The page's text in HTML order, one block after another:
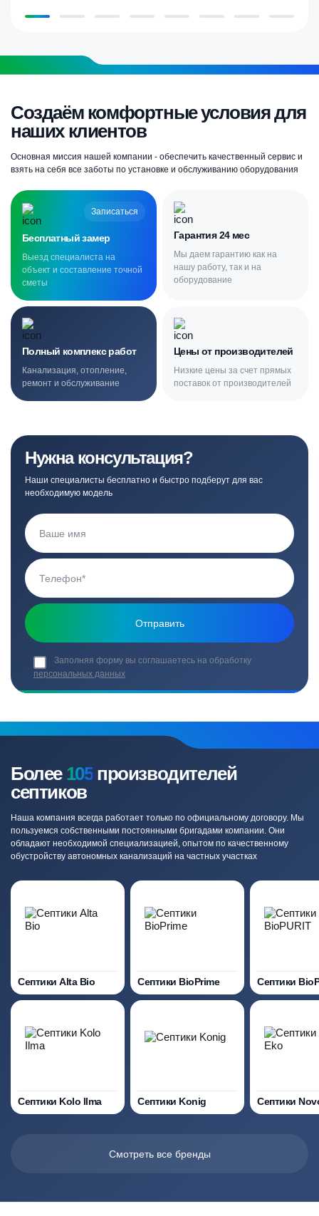
Создаём комфортные условия для
наших клиентов
Основная миссия нашей компании - обеспечить качественный сервис и
взять на себя все заботы по установке и обслуживанию оборудования
Записаться
Бесплатный замер
Выезд специалиста на
объект и составление точной
сметы
Гарантия 24 мес
Мы даем гарантию как на
нашу работу, так и на
оборудование
Полный комплекс работ
Канализация, отопление,
ремонт и обслуживание
Цены от производителей
Низкие цены за счет прямых
поставок от производителей
Нужна консультация?
Наши специалисты бесплатно и быстро подберут для вас
необходимую модель
Заполняя форму вы соглашаетесь на обработку
персональных данных
Более 105 производителей
септиков
Наша компания всегда работает только по официальному договору. Мы
пользуемся собственными постоянными бригадами компании. Они
обладают необходимой специализацией, опытом по качественному
обустройству автономных канализаций на частных участках
Септики Alta Bio Септики BioPrime Септики
Септики Kolo Ilma Септики Konig Септики
Смотреть все бренды